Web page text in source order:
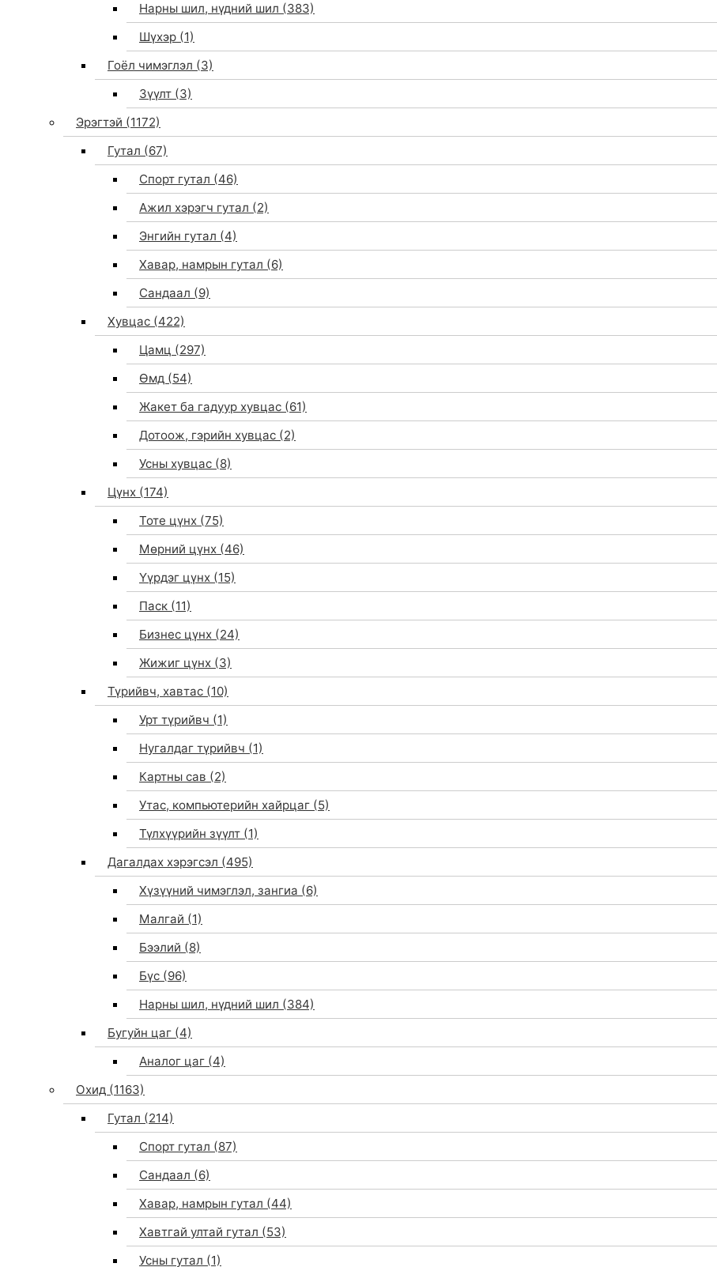
Нарны шил, нүдний шил (383)
Шүхэр (1)
Гоёл чимэглэл (3)
Зүүлт (3)
Эрэгтэй (1172)
Гутал (67)
Спорт гутал (46)
Ажил хэрэгч гутал (2)
Энгийн гутал (4)
Хавар, намрын гутал (6)
Сандаал (9)
Хувцас (422)
Цамц (297)
Өмд (54)
Жакет ба гадуур хувцас (61)
Дотоож, гэрийн хувцас (2)
Усны хувцас (8)
Цүнх (174)
Тоте цүнх (75)
Мөрний цүнх (46)
Үүрдэг цүнх (15)
Паск (11)
Бизнес цүнх (24)
Жижиг цүнх (3)
Түрийвч, хавтас (10)
Урт түрийвч (1)
Нугалдаг түрийвч (1)
Картны сав (2)
Утас, компьютерийн хайрцаг (5)
Түлхүүрийн зүүлт (1)
Дагалдах хэрэгсэл (495)
Хүзүүний чимэглэл, зангиа (6)
Малгай (1)
Бээлий (8)
Бүс (96)
Нарны шил, нүдний шил (384)
Бугуйн цаг (4)
Аналог цаг (4)
Охид (1163)
Гутал (214)
Спорт гутал (87)
Сандаал (6)
Хавар, намрын гутал (44)
Хавтгай ултай гутал (53)
Усны гутал (1)